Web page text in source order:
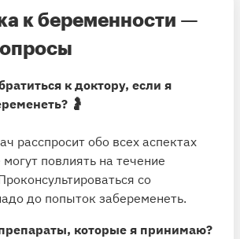
к беременности —
к доктору, если я
🤰
расспросит обо всех аспектах
повлиять на течение
со
до попыток забеременеть.
которые я принимаю?